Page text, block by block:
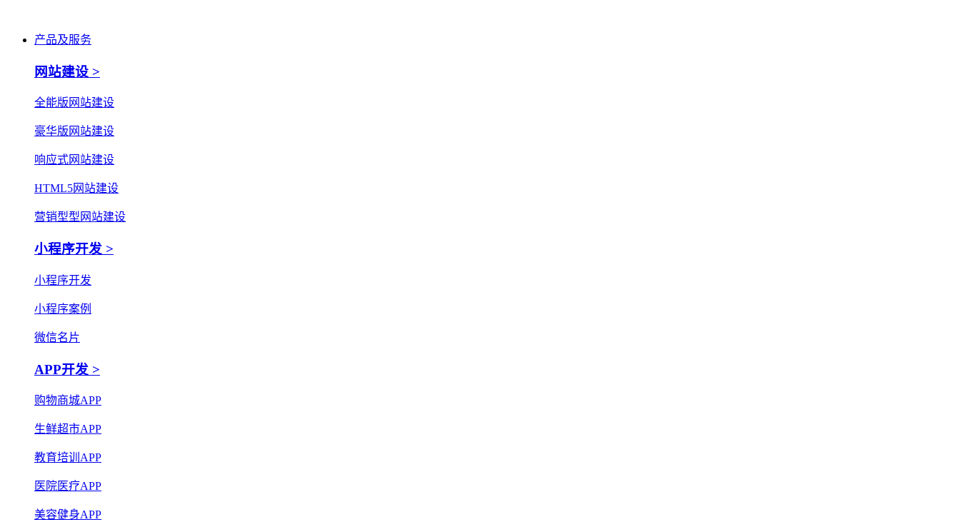
产品及服务
网站建设 >
全能版网站建设
豪华版网站建设
响应式网站建设
HTML5网站建设
营销型型网站建设
小程序开发 >
小程序开发
小程序案例
微信名片
APP开发 >
购物商城APP
生鲜超市APP
教育培训APP
医院医疗APP
美容健身APP